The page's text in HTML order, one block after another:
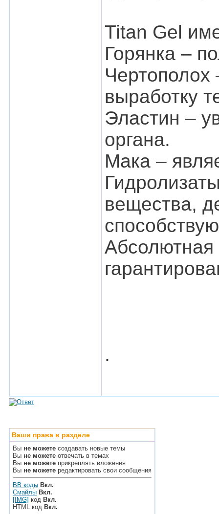
Titan Gel
Горянка –
Чертополох
выработку
Эластин –
органа.
Мака –
вещества,
Абсолютная
.
Ваши права в разделе
Вы не можете создавать новые темы
Вы не можете отвечать в темах
Вы не можете прикреплять вложения
Вы не можете редактировать свои сообщения
BB коды Вкл.
Смайлы Вкл.
[IMG] код Вкл.
HTML код Вкл.